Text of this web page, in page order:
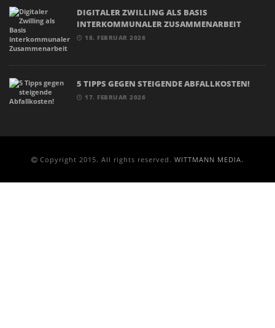
DIGITALER ZWILLING ALS BASIS
INTERKOMMUNALER ZUSAMMENARBEIT
18. FEBRUAR 2026
5 TIPPS GEGEN STEIGENDE ABFALLKOSTEN!
17. FEBRUAR 2026
Copyright 2015. All rights reserved. WITTMANN MEDIA.